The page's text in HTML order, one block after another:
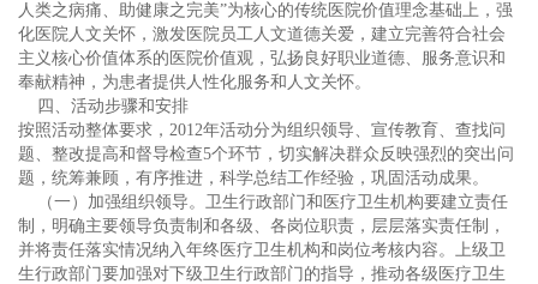
人类之病痛、助健康之完美”为核心的传统医院价值理念基础上，强
化医院人文关怀，激发医院员工人文道德关爱，建立完善符合社会
主义核心价值体系的医院价值观，弘扬良好职业道德、服务意识和
奉献精神，为患者提供人性化服务和人文关怀。
四、活动步骤和安排
按照活动整体要求，2012年活动分为组织领导、宣传教育、查找问
题、整改提高和督导检查5个环节，切实解决群众反映强烈的突出问
题，统筹兼顾，有序推进，科学总结工作经验，巩固活动成果。
（一）加强组织领导。卫生行政部门和医疗卫生机构要建立责任
制，明确主要领导负责制和各级、各岗位职责，层层落实责任制，
并将责任落实情况纳入年终医疗卫生机构和岗位考核内容。上级卫
生行政部门要加强对下级卫生行政部门的指导，推动各级医疗卫生